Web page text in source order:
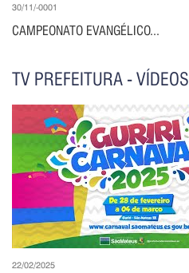
30/11/-0001
CAMPEONATO EVANGÉLICO...
TV PREFEITURA - VÍDEOS
22/02/2025